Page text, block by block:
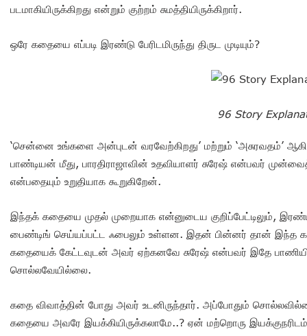
படமாகியிருக்கிறது என்றும் குற்றம் சுமத்தியிருக்கிறார்.
ஒரே கதையை எப்படி இரண்டு பேரிடமிருந்து திருட முடியும்?
96 Story
‘சென்னை உங்களை அன்புடன் வரவேற்கிறது’ மற்றும் ‘அசுரவதம்’
பாண்டியன் மீது, பாரதிராஜாவின் உதவியாளர் சுரேஷ் என்பவர்
என்பதையும் உறுதியாக கூறுகிறேன்.
இந்தக் கதையை முதல் முறையாக என்னுடைய குறிப்பேட்டிலும்,
பைண்டிங் செய்யப்பட்ட ஃபைலும் உள்ளன. இதன் பின்னர் தான் இந்த
கதையைக் கேட்டவுடன் அவர் ஏற்கனவே சுரேஷ் என்பவர் இதே
சொல்லவேயில்லை.
கதை விவாத்தின் போது அவர் உடனிருந்தார். அப்போதும்
கதையை அவரே இயக்கியிருக்கலாமே..? ஏன் மற்றொரு